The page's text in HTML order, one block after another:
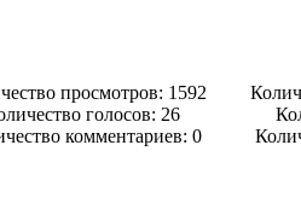
просмотров: 1592
голосов: 26
комментариев: 0